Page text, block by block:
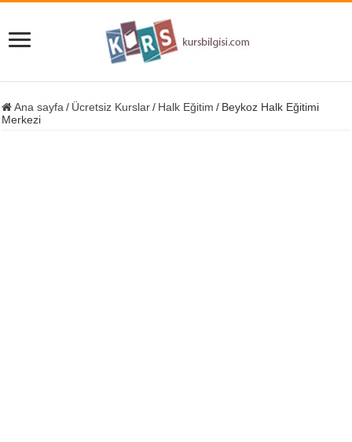
Ana sayfa / Ücretsiz Kurslar / Halk Eğitim / Beykoz Halk Eğitimi
Merkezi